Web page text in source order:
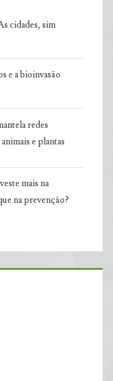
cidades, sim
e a bioinvasão
redes
e plantas
mais na
na prevenção?